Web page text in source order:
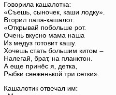
Говорила кашалотка:
«Съешь, сыночек, каши лодку».
Вторил папа-кашалот:
«Открывай побольше рот.
Очень вкусно мама наша
Из медуз готовит кашу.
Хочешь стать большим китом –
Налегай, брат, на планктон.
А еще принёс я, детка,
Рыбки свеженькой три сетки».
Кашалотик отвечал им: